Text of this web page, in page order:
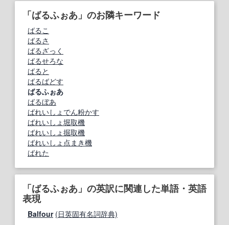
「ばるふぉあ」のお隣キーワード
ばるこ
ばるさ
ばるざっく
ばるせろな
ばると
ばるばどす
ばるふぉあ
ばるぼあ
ばれいしょでん粉かす
ばれいしょ堀取機
ばれいしょ掘取機
ばれいしょ点まき機
ばれた
「ばるふぉあ」の英訳に関連した単語・英語
表現
Balfour (日英固有名詞辞典)